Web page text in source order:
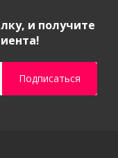
и получите